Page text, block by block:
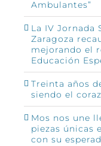
Ambulantes”
La IV Jornada
Zaragoza
mejorando el
Educación
Treinta años
siendo el
Mos nos une
piezas únicas
con su